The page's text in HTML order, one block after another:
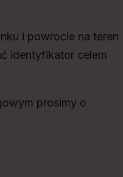
i powrocie na teren
identyfikator celem
prosimy o